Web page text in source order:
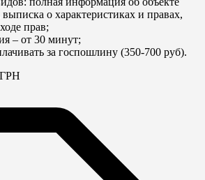
о характеристиках и правах,
прав;
– от 30 минут;
за госпошлину (350-700 руб).